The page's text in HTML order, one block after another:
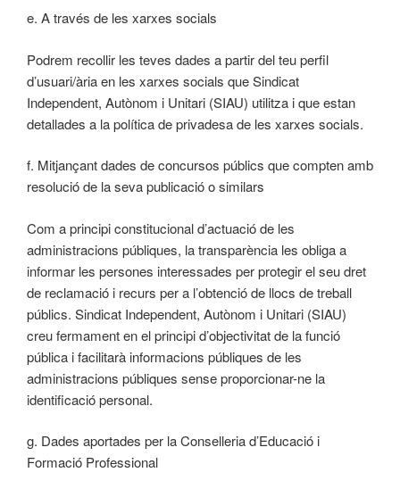
e. A través de les xarxes socials
Podrem recollir les teves dades a partir del teu perfil
d’usuari/ària en les xarxes socials que Sindicat
Independent, Autònom i Unitari (SIAU) utilitza i que estan
detallades a la política de privadesa de les xarxes socials.
f. Mitjançant dades de concursos públics que compten amb
resolució de la seva publicació o similars
Com a principi constitucional d’actuació de les
administracions públiques, la transparència les obliga a
informar les persones interessades per protegir el seu dret
de reclamació i recurs per a l’obtenció de llocs de treball
públics. Sindicat Independent, Autònom i Unitari (SIAU)
creu fermament en el principi d’objectivitat de la funció
pública i facilitarà informacions públiques de les
administracions públiques sense proporcionar-ne la
identificació personal.
g. Dades aportades per la Conselleria d’Educació i
Formació Professional